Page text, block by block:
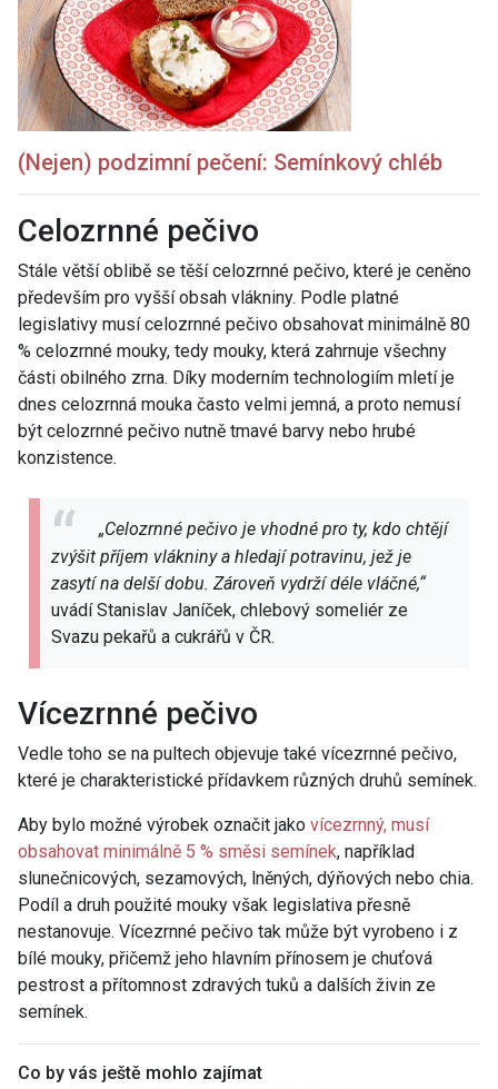
(Nejen) podzimní pečení: Semínkový chléb
Celozrnné pečivo
Stále větší oblibě se těší celozrnné pečivo, které je ceněno
především pro vyšší obsah vlákniny. Podle platné
legislativy musí celozrnné pečivo obsahovat minimálně 80
% celozrnné mouky, tedy mouky, která zahrnuje všechny
části obilného zrna. Díky moderním technologiím mletí je
dnes celozrnná mouka často velmi jemná, a proto nemusí
být celozrnné pečivo nutně tmavé barvy nebo hrubé
konzistence.
„Celozrnné pečivo je vhodné pro ty, kdo chtějí
zvýšit příjem vlákniny a hledají potravinu, jež je
zasytí na delší dobu. Zároveň vydrží déle vláčné,“
uvádí Stanislav Janíček, chlebový someliér ze
Svazu pekařů a cukrářů v ČR.
Vícezrnné pečivo
Vedle toho se na pultech objevuje také vícezrnné pečivo,
které je charakteristické přídavkem různých druhů semínek.
Aby bylo možné výrobek označit jako vícezrnný, musí
obsahovat minimálně 5 % směsi semínek, například
slunečnicových, sezamových, lněných, dýňových nebo chia.
Podíl a druh použité mouky však legislativa přesně
nestanovuje. Vícezrnné pečivo tak může být vyrobeno i z
bílé mouky, přičemž jeho hlavním přínosem je chuťová
pestrost a přítomnost zdravých tuků a dalších živin ze
semínek.
Co by vás ještě mohlo zajímat